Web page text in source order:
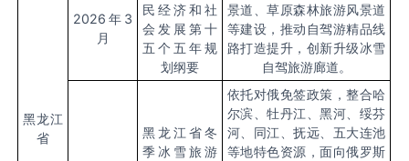
黑龙江
省
2026 年 3
月
民经济和社
会发展第十
五个五年规
划纲要
景道、草原森林旅游风景道
等建设，推动自驾游精品线
路打造提升，创新升级冰雪
自驾旅游廊道。
黑龙江省冬
季冰雪旅游
依托对俄免签政策，整合哈
尔滨、牡丹江、黑河、绥芬
河、同江、抚远、五大连池
等地特色资源，面向俄罗斯